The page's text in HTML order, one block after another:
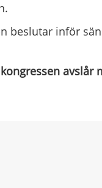
beslutar inför
avslår